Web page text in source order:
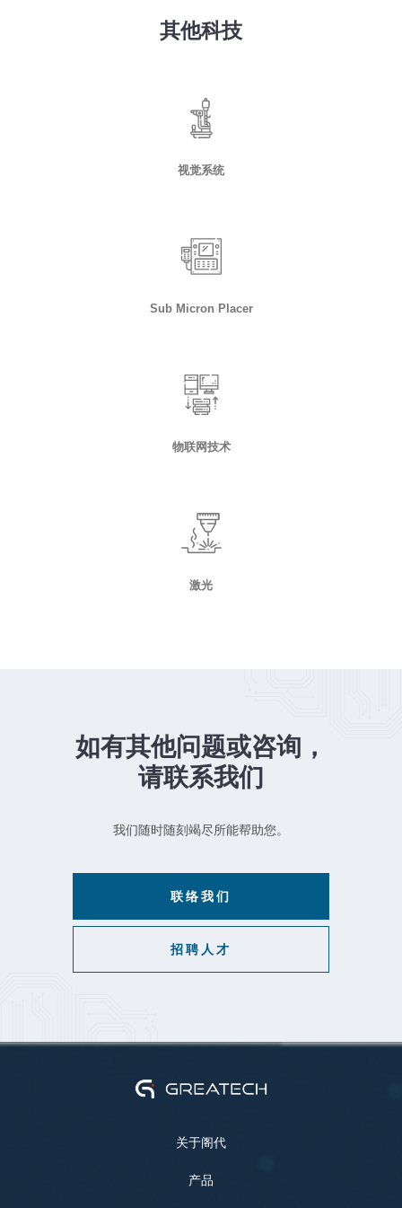
其他科技
视觉系统
Sub Micron Placer
物联网技术
激光
如有其他问题或咨询，
请联系我们
我们随时随刻竭尽所能帮助您。
联络我们
招聘人才
关于阁代
产品